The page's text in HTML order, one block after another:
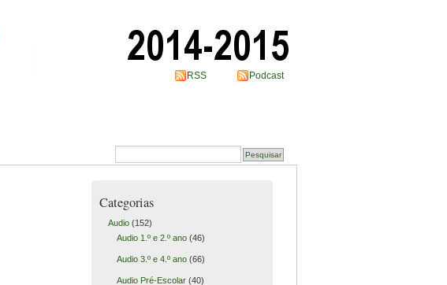
RSS Podcast
Categorias
Audio(152)
Audio 1.º e 2.º ano(46)
Audio 3.º e 4.º ano(66)
Audio Pré-Escolar(40)